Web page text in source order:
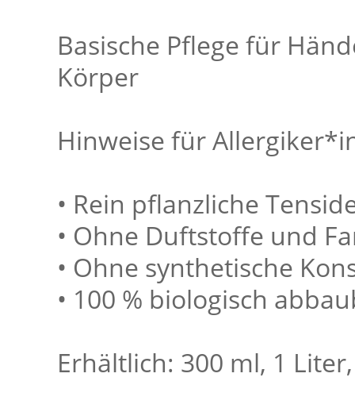
Basische Pflege für
Körper
Hinweise für
• Rein pflanzliche
• Ohne Duftstoffe und
• Ohne synthetische
• 100 % biologisch
Erhältlich: 300 ml, 1